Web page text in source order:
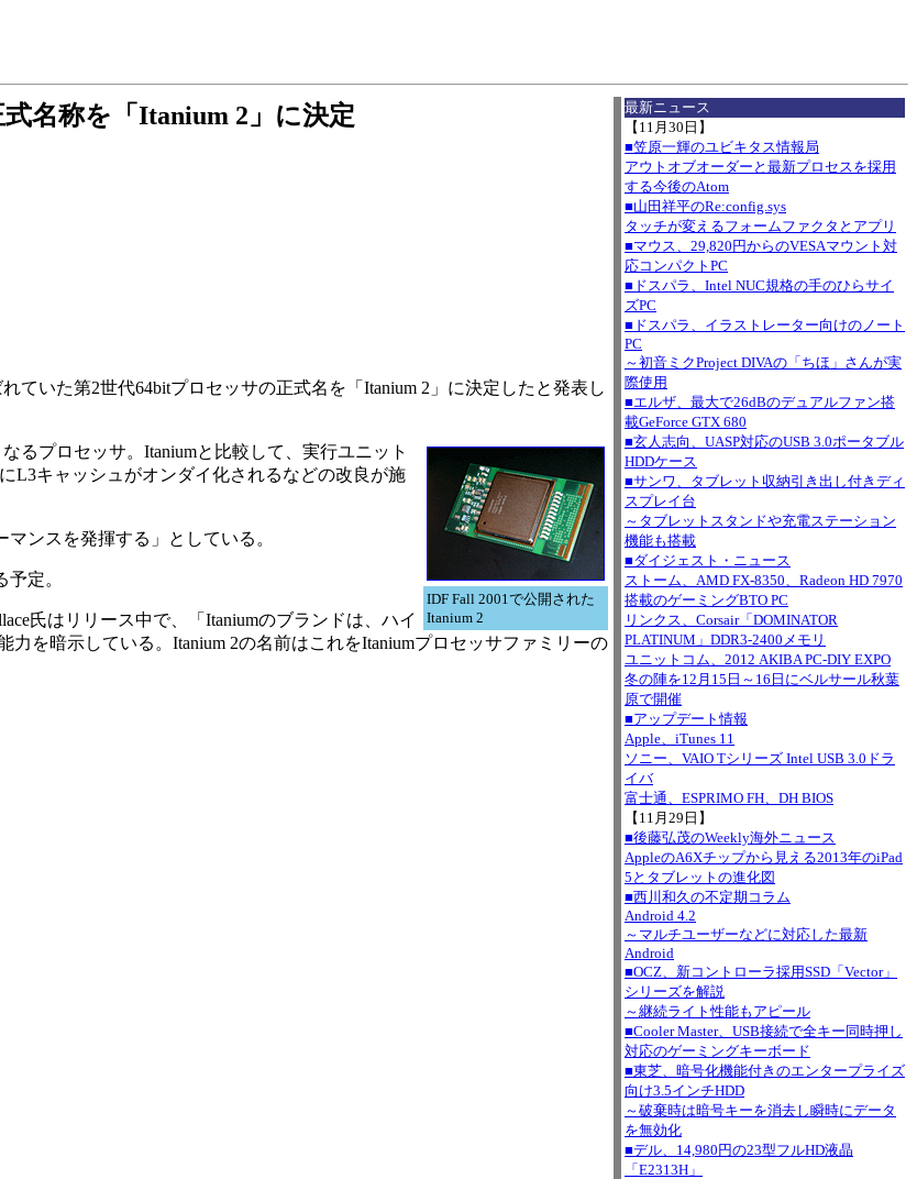
名称を「Itanium 2」に決定
ていた第2世代64bitプロセッサの正式名を「Itanium 2」に決定したと発表し
IDF Fall 2001で公開された
Itanium 2
るプロセッサ。Itaniumと比較して、実行ユニット
L3キャッシュがオンダイ化されるなどの改良が施
ンスを発揮する」としている。
定。
氏はリリース中で、「Itaniumのブランドは、ハイ
を暗示している。Itanium 2の名前はこれをItaniumプロセッサファミリーの
最新ニュース
【11月30日】
■笠原一輝のユビキタス情報局
アウトオブオーダーと最新プロセスを採用
する今後のAtom
■山田祥平のRe:config.sys
タッチが変えるフォームファクタとアプリ
■マウス、29,820円からのVESAマウント対
応コンパクトPC
■ドスパラ、Intel NUC規格の手のひらサイ
ズPC
■ドスパラ、イラストレーター向けのノート
PC
～初音ミクProject DIVAの「ちほ」さんが実
際使用
■エルザ、最大で26dBのデュアルファン搭
載GeForce GTX 680
■玄人志向、UASP対応のUSB 3.0ポータブル
HDDケース
■サンワ、タブレット収納引き出し付きディ
スプレイ台
～タブレットスタンドや充電ステーション
機能も搭載
■ダイジェスト・ニュース
ストーム、AMD FX-8350、Radeon HD 7970
搭載のゲーミングBTO PC
リンクス、Corsair「DOMINATOR
PLATINUM」DDR3-2400メモリ
ユニットコム、2012 AKIBA PC-DIY EXPO
冬の陣を12月15日～16日にベルサール秋葉
原で開催
■アップデート情報
Apple、iTunes 11
ソニー、VAIO Tシリーズ Intel USB 3.0ドラ
イバ
富士通、ESPRIMO FH、DH BIOS
【11月29日】
■後藤弘茂のWeekly海外ニュース
AppleのA6Xチップから見える2013年のiPad
5とタブレットの進化図
■西川和久の不定期コラム
Android 4.2
～マルチユーザーなどに対応した最新
Android
■OCZ、新コントローラ採用SSD「Vector」
シリーズを解説
～継続ライト性能もアピール
■Cooler Master、USB接続で全キー同時押し
対応のゲーミングキーボード
■東芝、暗号化機能付きのエンタープライズ
向け3.5インチHDD
～破棄時は暗号キーを消去し瞬時にデータ
を無効化
■デル、14,980円の23型フルHD液晶
「E2313H」